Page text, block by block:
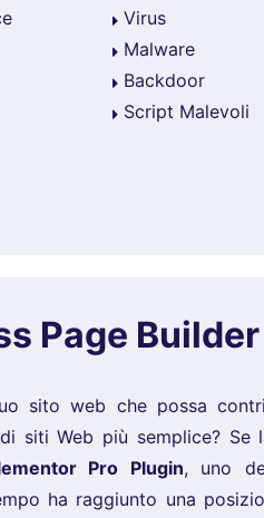
Virus
Malware
Backdoor
Script Malevoli
Page Builder
sito web che possa
siti Web più semplice? Se
Pro Plugin, uno
ha raggiunto una